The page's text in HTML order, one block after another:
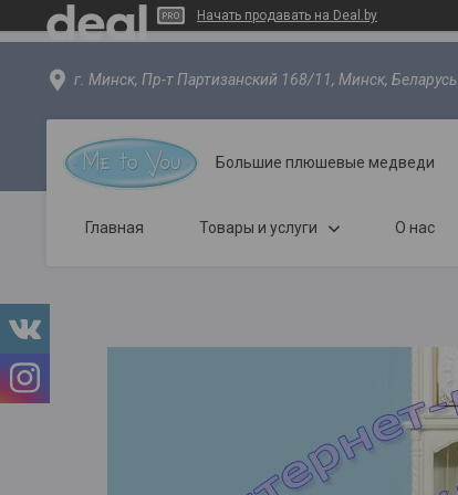
Начать продавать на Deal.by
г. Минск, Пр-т Партизанский 168/11, Минск, Беларусь
Большие плюшевые медведи
Главная Товары и услуги О нас